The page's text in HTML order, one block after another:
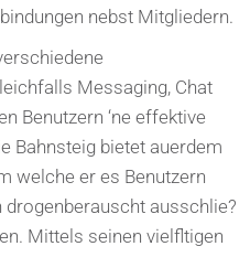
nebst Mitgliedern.
Messaging, Chat
Benutzern ‘ne effektive
Bahnsteig bietet auerdem
welche er es Benutzern
ausschlie?
Mittels seinen vielfltigen